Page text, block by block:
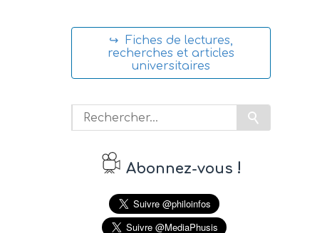
↪ Fiches de lectures,
recherches et articles
universitaires
Abonnez-vous !